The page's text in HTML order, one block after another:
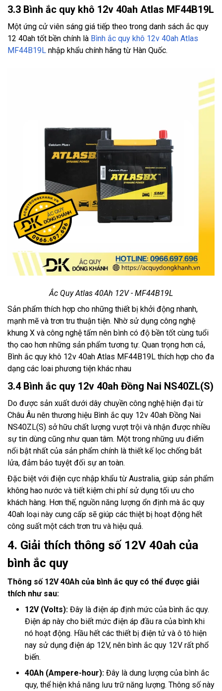
3.3 Bình ắc quy khô 12v 40ah Atlas MF44B19L
Một ứng cử viên sáng giá tiếp theo trong danh sách ắc quy
12 40ah tốt bền chính là Bình ắc quy khô 12v 40ah Atlas
MF44B19L nhập khẩu chính hãng từ Hàn Quốc.
Ắc Quy Atlas 40Ah 12V - MF44B19L
Sản phẩm thích hợp cho những thiết bị khởi động nhanh,
mạnh mẽ và trơn tru thuận tiện. Nhờ sử dụng công nghệ
khung X và công nghệ tấm nên bình có độ bền tốt cùng tuổi
thọ cao hơn những sản phẩm tương tự. Quan trọng hơn cả,
Bình ắc quy khô 12v 40ah Atlas MF44B19L thích hợp cho đa
dạng các loai phương tiện khác nhau
3.4 Bình ắc quy 12v 40ah Đồng Nai NS40ZL(S)
Do được sản xuất dưới dây chuyền công nghệ hiện đại từ
Châu Âu nên thương hiệu Bình ắc quy 12v 40ah Đồng Nai
NS40ZL(S) sở hữu chất lượng vượt trội và nhận được nhiều
sự tin dùng cũng như quan tâm. Một trong những ưu điểm
nổi bật nhất của sản phẩm chính là thiết kế lọc chống bắt
lửa, đảm bảo tuyệt đối sự an toàn.
Đặc biệt với điện cực nhập khẩu từ Australia, giúp sản phẩm
không hao nước và tiết kiệm chi phí sử dụng tối ưu cho
khách hàng. Hơn thế, nguồn năng lượng ổn định mà ắc quy
40ah loại này cung cấp sẽ giúp các thiệt bị hoạt động hết
công suất một cách trơn tru và hiệu quả.
4. Giải thích thông số 12V 40ah của
bình ắc quy
Thông số 12V 40Ah của bình ắc quy có thể được giải
thích như sau:
12V (Volts): Đây là điện áp định mức của bình ắc quy.
Điện áp này cho biết mức điện áp đầu ra của bình khi
nó hoạt động. Hầu hết các thiết bị điện tử và ô tô hiện
nay sử dụng điện áp 12V, nên bình ắc quy 12V rất phổ
biến.
40Ah (Ampere-hour): Đây là dung lượng của bình ắc
quy, thể hiện khả năng lưu trữ năng lượng. Thông số này